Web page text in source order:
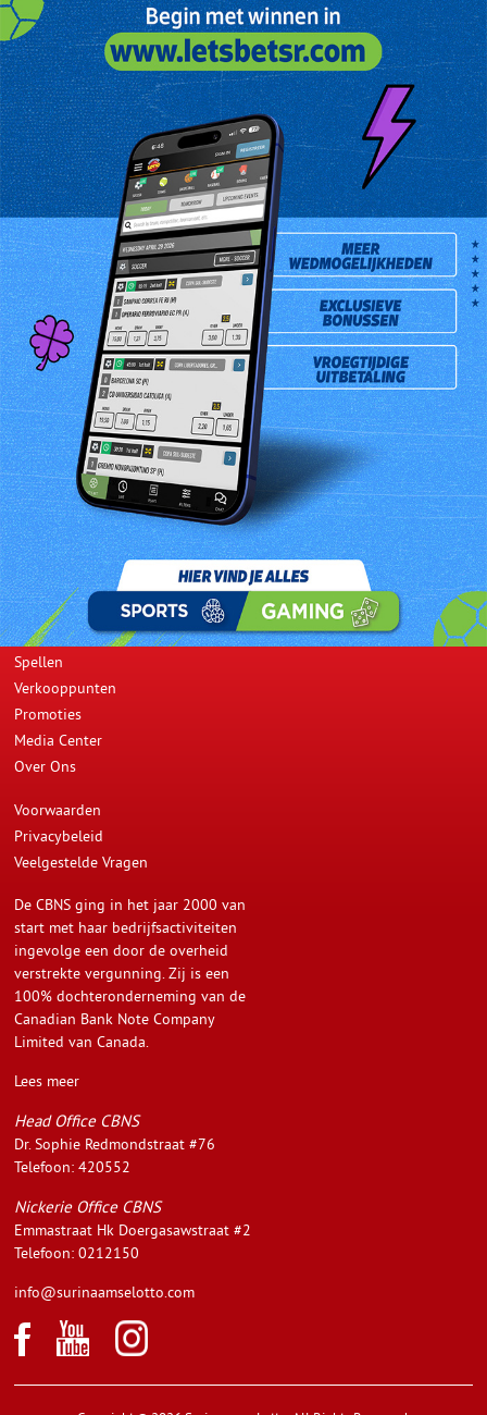
Meneer Lorenzo Vyent is de gelukkige 56steLotto Plus
Jackpotwinnaar van woensdag 12 oktober 2016. Hij is 23
jaar jong, nog niet getrouwd en hij heeft ook nog geen
kinderen. Hij koos voor zijn eigen combinatie die hij kocht
bij Libi Makandra gevestigd te Markt Zuid. Libi Makandra is
zijn vaste lokatie waar hij zijn loten koopt., omdat hij
vanwege zijn werk vaak in de buurt is. Meneer Vyent
controleerde zijn lot middels een uitdraai van de
trekkingsresultaten bij voornoemd CBNS agentschap en
kwam tot de ontdekking dat hij de jackpot had gewonnen.
Hij heeft besloten om met een deel van het gewonnen
geldsbedrag een eigendomswoning te kopen en het restant
zal hij op zijn bankrekening storten.
Namens de CBNS feliciteren wij u van harte.
Prev Next
Opwaarderen
Resultaten
Spellen
Verkooppunten
Promoties
Media Center
Over Ons
Voorwaarden
Privacybeleid
Veelgestelde Vragen
De CBNS ging in het jaar 2000 van
start met haar bedrijfsactiviteiten
ingevolge een door de overheid
verstrekte vergunning. Zij is een
100% dochteronderneming van de
Canadian Bank Note Company
Limited van Canada.
Lees meer
Head Office CBNS
Dr. Sophie Redmondstraat #76
Telefoon: 420552
Nickerie Office CBNS
Emmastraat Hk Doergasawstraat #2
Telefoon: 0212150
info@surinaamselotto.com